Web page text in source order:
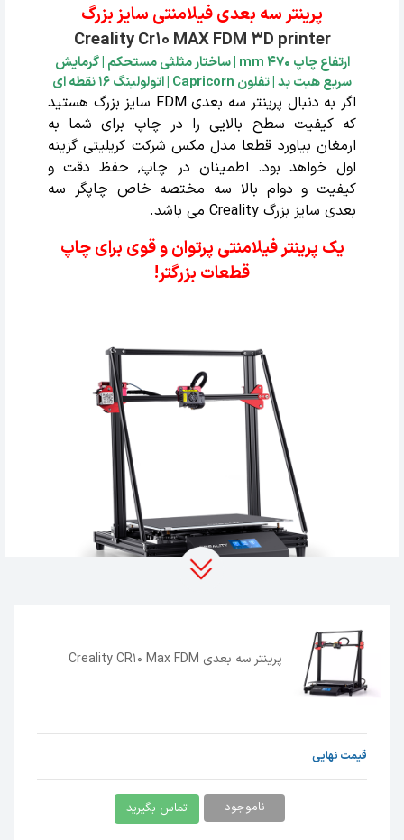
پرینتر سه بعدی فیلامنتی سایز بزرگ
Creality Cr10 MAX FDM 3D printer
ارتفاع چاپ 470 mm | ساختار مثلثی مستحکم | گرمایش
سریع هیت بد | تفلون Capricorn | اتولولینگ 16 نقطه ای
اگر به دنبال پرینتر سه بعدی FDM سایز بزرگ هستید
که کیفیت سطح بالایی را در چاپ برای شما به
ارمغان بیاورد قطعا مدل مکس شرکت کریلیتی گزینه
اول خواهد بود. اطمینان در چاپ, حفظ دقت و
کیفیت و دوام بالا سه مختصه خاص چاپگر سه
بعدی سایز بزرگ Creality می باشد.
یک پرینتر فیلامنتی پرتوان و قوی برای چاپ
قطعات بزرگتر!
پرینتر سه بعدی FDM
استفاده دو نازل 0.4 و 0.8 میلیمتر را به شما می
دهد و به دلیل دمای بالا و
اکسترودر طیف وسیعی از فیلامنت ها
چاپگر سه بعدیCR10 MAXدارای تسمه دوبل در
که از ارتعاشات و نویز در هنگام پرینت خودداری
می کند. برخی کاربران خاطره خوشی از تغییر دستگاه
کوچک خود به یک پرینتر سه بعدی بزرگتر ندارند چرا
پرینتر سه بعدی Creality CR10 Max FDM
قیمت نهایی
ناموجود تماس بگیرید